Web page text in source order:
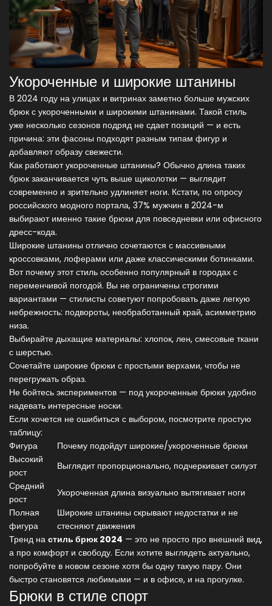
Укороченные и широкие штанины
В 2024 году на улицах и витринах заметно больше мужских
брюк с укороченными и широкими штанинами. Такой стиль
уже несколько сезонов подряд не сдает позиций — и есть
причина: эти фасоны подходят разным типам фигур и
добавляют образу свежести.
Как работают укороченные штанины? Обычно длина таких
брюк заканчивается чуть выше щиколотки — выглядит
современно и зрительно удлиняет ноги. Кстати, по опросу
российского модного портала, 37% мужчин в 2024-м
выбирают именно такие брюки для повседневки или офисного
дресс-кода.
Широкие штанины отлично сочетаются с массивными
кроссовками, лоферами или даже классическими ботинками.
Вот почему этот стиль особенно популярный в городах с
переменчивой погодой. Вы не ограничены строгими
вариантами — стилисты советуют попробовать даже легкую
небрежность: подвороты, необработанный край, асимметрию
низа.
Выбирайте дыхащие материалы: хлопок, лен, смесовые ткани
с шерстью.
Сочетайте широкие брюки с простыми верхами, чтобы не
перегружать образ.
Не бойтесь экспериментов — под укороченные брюки удобно
надевать интересные носки.
Если хочется не ошибиться с выбором, посмотрите простую
таблицу:
Фигура
Почему подойдут широкие/укороченные брюки
Высокий
рост
Выглядит пропорционально, подчеркивает силуэт
Средний
рост
Укороченная длина визуально вытягивает ноги
Полная
фигура
Широкие штанины скрывают недостатки и не
стесняют движения
Тренд на стиль брюк 2024 — это не просто про внешний вид,
а про комфорт и свободу. Если хотите выглядеть актуально,
попробуйте в новом сезоне хотя бы одну такую пару. Они
быстро становятся любимыми — и в офисе, и на прогулке.
Брюки в стиле спорт